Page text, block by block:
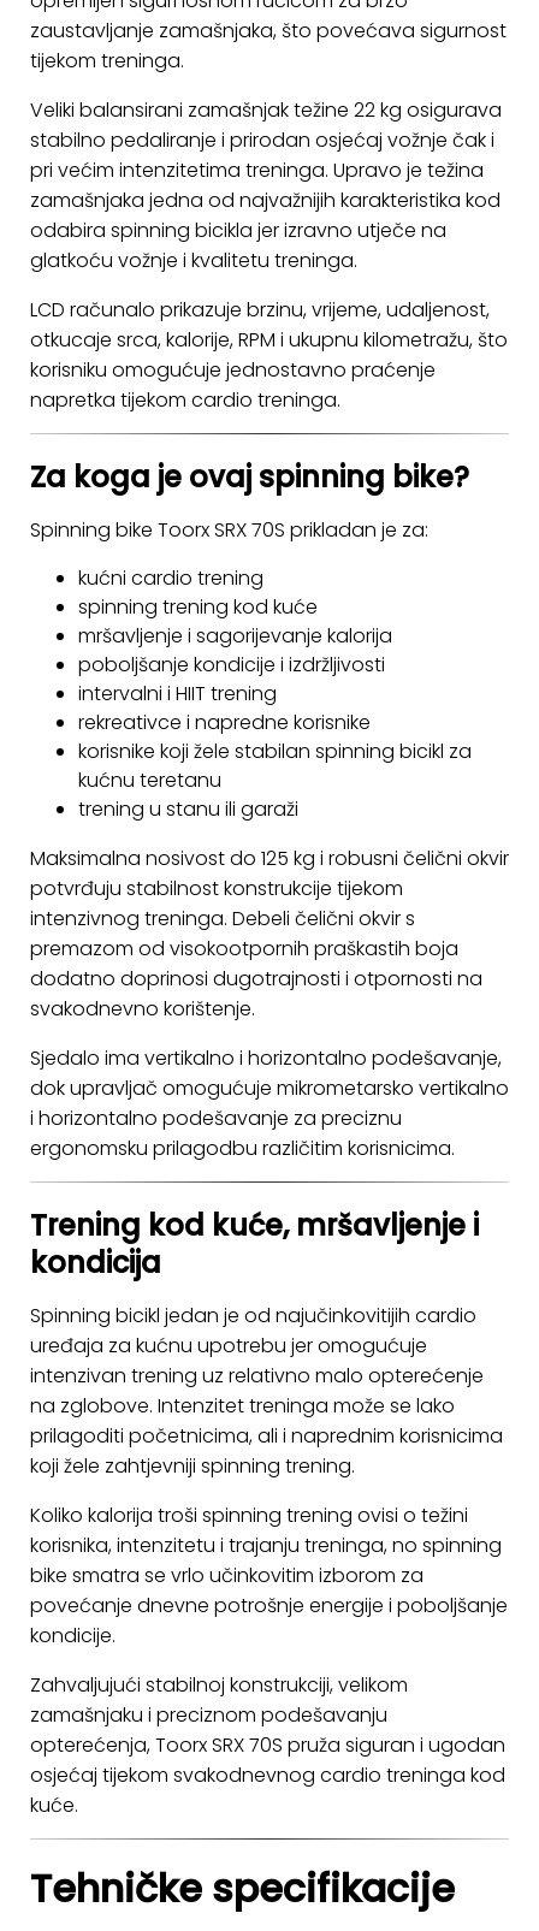
zaustavljanje zamašnjaka, što povećava sigurnost
tijekom treninga.
Veliki balansirani zamašnjak težine 22 kg osigurava
stabilno pedaliranje i prirodan osjećaj vožnje čak i
pri većim intenzitetima treninga. Upravo je težina
zamašnjaka jedna od najvažnijih karakteristika kod
odabira spinning bicikla jer izravno utječe na
glatkoću vožnje i kvalitetu treninga.
LCD računalo prikazuje brzinu, vrijeme, udaljenost,
otkucaje srca, kalorije, RPM i ukupnu kilometražu, što
korisniku omogućuje jednostavno praćenje
napretka tijekom cardio treninga.
Za koga je ovaj spinning bike?
Spinning bike Toorx SRX 70S prikladan je za:
kućni cardio trening
spinning trening kod kuće
mršavljenje i sagorijevanje kalorija
poboljšanje kondicije i izdržljivosti
intervalni i HIIT trening
rekreativce i napredne korisnike
korisnike koji žele stabilan spinning bicikl za
kućnu teretanu
trening u stanu ili garaži
Maksimalna nosivost do 125 kg i robusni čelični okvir
potvrđuju stabilnost konstrukcije tijekom
intenzivnog treninga. Debeli čelični okvir s
premazom od visokootpornih praškastih boja
dodatno doprinosi dugotrajnosti i otpornosti na
svakodnevno korištenje.
Sjedalo ima vertikalno i horizontalno podešavanje,
dok upravljač omogućuje mikrometarsko vertikalno
i horizontalno podešavanje za preciznu
ergonomsku prilagodbu različitim korisnicima.
Trening kod kuće, mršavljenje i
kondicija
Spinning bicikl jedan je od najučinkovitijih cardio
uređaja za kućnu upotrebu jer omogućuje
intenzivan trening uz relativno malo opterećenje
na zglobove. Intenzitet treninga može se lako
prilagoditi početnicima, ali i naprednim korisnicima
koji žele zahtjevniji spinning trening.
Koliko kalorija troši spinning trening ovisi o težini
korisnika, intenzitetu i trajanju treninga, no spinning
bike smatra se vrlo učinkovitim izborom za
povećanje dnevne potrošnje energije i poboljšanje
kondicije.
Zahvaljujući stabilnoj konstrukciji, velikom
zamašnjaku i preciznom podešavanju
opterećenja, Toorx SRX 70S pruža siguran i ugodan
osjećaj tijekom svakodnevnog cardio treninga kod
kuće.
Tehničke specifikacije